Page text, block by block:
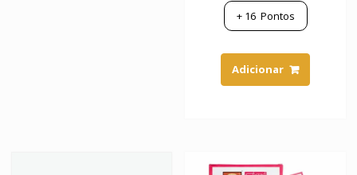
+ 16Pontos
Adicionar